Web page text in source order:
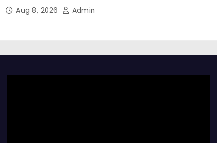
Aug 8, 2026 Admin